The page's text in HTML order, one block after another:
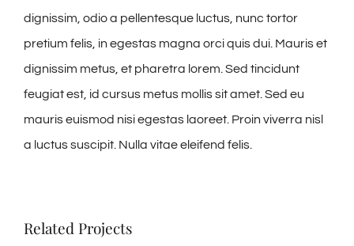
dignissim, odio a pellentesque luctus, nunc tortor
pretium felis, in egestas magna orci quis dui. Mauris et
dignissim metus, et pharetra lorem. Sed tincidunt
feugiat est, id cursus metus mollis sit amet. Sed eu
mauris euismod nisi egestas laoreet. Proin viverra nisl
a luctus suscipit. Nulla vitae eleifend felis.
Related Projects